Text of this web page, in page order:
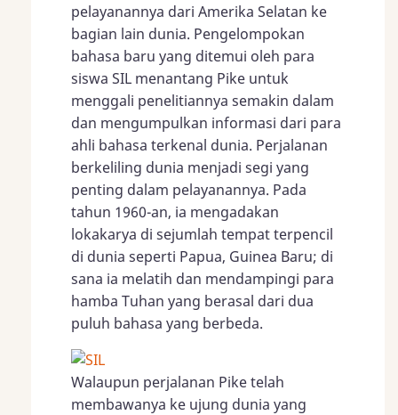
pelayanannya dari Amerika Selatan ke
bagian lain dunia. Pengelompokan
bahasa baru yang ditemui oleh para
siswa SIL menantang Pike untuk
menggali penelitiannya semakin dalam
dan mengumpulkan informasi dari para
ahli bahasa terkenal dunia. Perjalanan
berkeliling dunia menjadi segi yang
penting dalam pelayanannya. Pada
tahun 1960-an, ia mengadakan
lokakarya di sejumlah tempat terpencil
di dunia seperti Papua, Guinea Baru; di
sana ia melatih dan mendampingi para
hamba Tuhan yang berasal dari dua
puluh bahasa yang berbeda.
Walaupun perjalanan Pike telah
membawanya ke ujung dunia yang